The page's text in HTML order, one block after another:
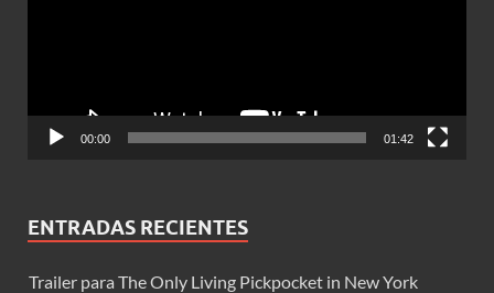
00:00 01:42
ENTRADAS RECIENTES
Trailer para The Only Living Pickpocket in New York